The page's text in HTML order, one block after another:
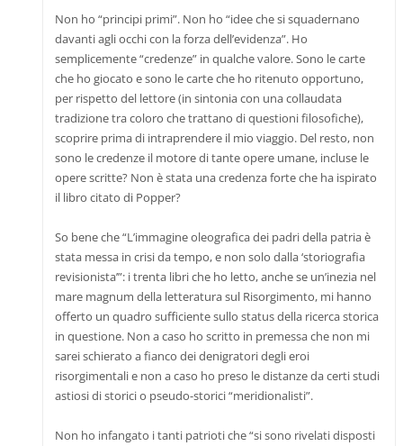
Non ho “principi primi”. Non ho “idee che si squadernano
davanti agli occhi con la forza dell’evidenza”. Ho
semplicemente “credenze” in qualche valore. Sono le carte
che ho giocato e sono le carte che ho ritenuto opportuno,
per rispetto del lettore (in sintonia con una collaudata
tradizione tra coloro che trattano di questioni filosofiche),
scoprire prima di intraprendere il mio viaggio. Del resto, non
sono le credenze il motore di tante opere umane, incluse le
opere scritte? Non è stata una credenza forte che ha ispirato
il libro citato di Popper?
So bene che “L’immagine oleografica dei padri della patria è
stata messa in crisi da tempo, e non solo dalla ‘storiografia
revisionista’”: i trenta libri che ho letto, anche se un’inezia nel
mare magnum della letteratura sul Risorgimento, mi hanno
offerto un quadro sufficiente sullo status della ricerca storica
in questione. Non a caso ho scritto in premessa che non mi
sarei schierato a fianco dei denigratori degli eroi
risorgimentali e non a caso ho preso le distanze da certi studi
astiosi di storici o pseudo-storici “meridionalisti”.
Non ho infangato i tanti patrioti che “si sono rivelati disposti